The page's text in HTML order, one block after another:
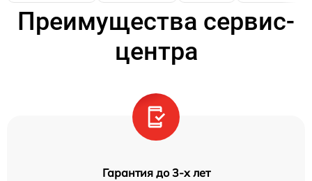
Преимущества сервис-
центра
Гарантия до 3-х лет